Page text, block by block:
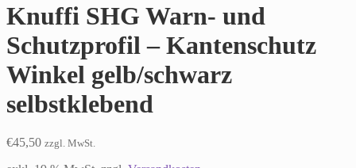
Knuffi SHG Warn- und
Schutzprofil – Kantenschutz
Winkel gelb/schwarz
selbstklebend
€45,50 zzgl. MwSt.